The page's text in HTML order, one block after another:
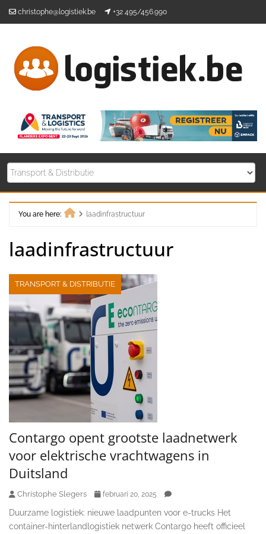
christophe@logistiek.be +32 495/456.990
You are here:
laadinfrastructuur
laadinfrastructuur
TRANSPORT & DISTRIBUTIE
Contargo opent grootste laadnetwerk
voor elektrische vrachtwagens in
Duitsland
Christophe Slegers februari 20, 2025
Duurzame logistiek: nieuwe laadpunten voor e-trucks Het
container-hinterlandlogistiek netwerk Contargo heeft officieel